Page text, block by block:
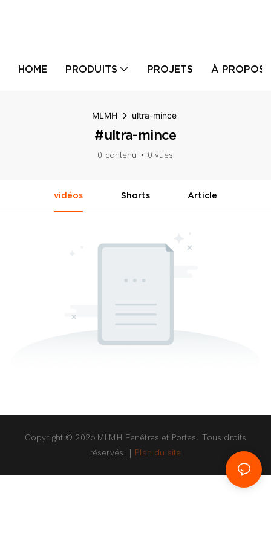
HOME PRODUITS PROJETS À PROPOS
MLMH ultra-mince
#ultra-mince
0 contenu 0 vues
vidéos Shorts Article
Copyright © 2026 MLMH Fenêtres et Portes. Tous droits
réservés. | Plan du site